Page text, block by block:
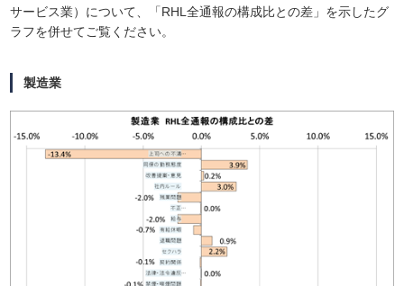
サービス業）について、「RHL全通報の構成比との差」を示したグ
ラフを併せてご覧ください。
製造業